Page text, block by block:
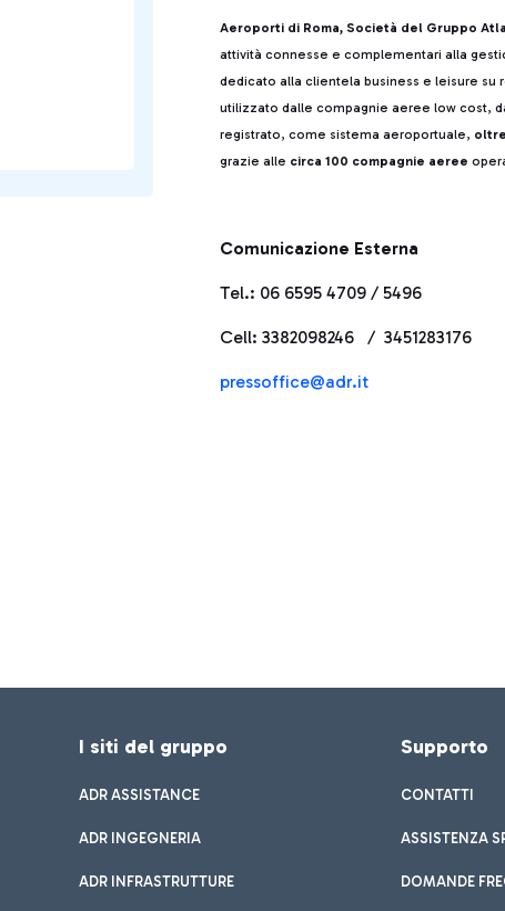
Aeroporti di Roma, Società del Gruppo
attività connesse e complementari alla
dedicato alla clientela business e leisure
utilizzato dalle compagnie aeree low cost,
registrato, come sistema aeroportuale,
grazie alle circa 100 compagnie aeree
Comunicazione Esterna
Tel.: 06 6595 4709 / 5496
Cell: 3382098246 / 3451283176
pressoffice@adr.it
I siti del gruppo
ADR ASSISTANCE
ADR INGEGNERIA
ADR INFRASTRUTTURE
Supporto
CONTATTI
ASSISTENZA
DOMANDE